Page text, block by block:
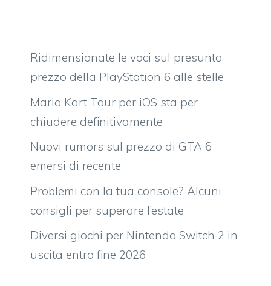
Ridimensionate le voci sul presunto
prezzo della PlayStation 6 alle stelle
Mario Kart Tour per iOS sta per
chiudere definitivamente
Nuovi rumors sul prezzo di GTA 6
emersi di recente
Problemi con la tua console? Alcuni
consigli per superare l’estate
Diversi giochi per Nintendo Switch 2 in
uscita entro fine 2026